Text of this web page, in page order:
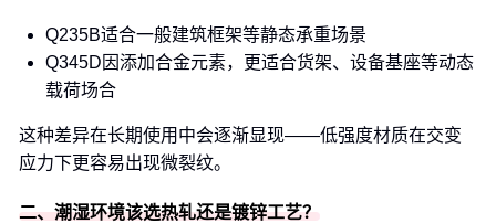
Q235B适合一般建筑框架等静态承重场景
Q345D因添加合金元素，更适合货架、设备基座等动态
载荷场合
这种差异在长期使用中会逐渐显现——低强度材质在交变
应力下更容易出现微裂纹。
二、潮湿环境该选热轧还是镀锌工艺？